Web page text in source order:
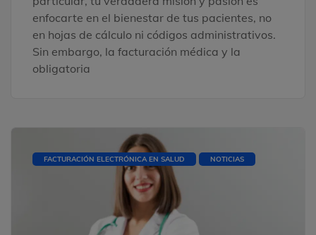
enfocarte en el bienestar de tus pacientes, no
en hojas de cálculo ni códigos administrativos.
Sin embargo, la facturación médica y la
obligatoria
FACTURACIÓN ELECTRÓNICA EN SALUD NOTICIAS